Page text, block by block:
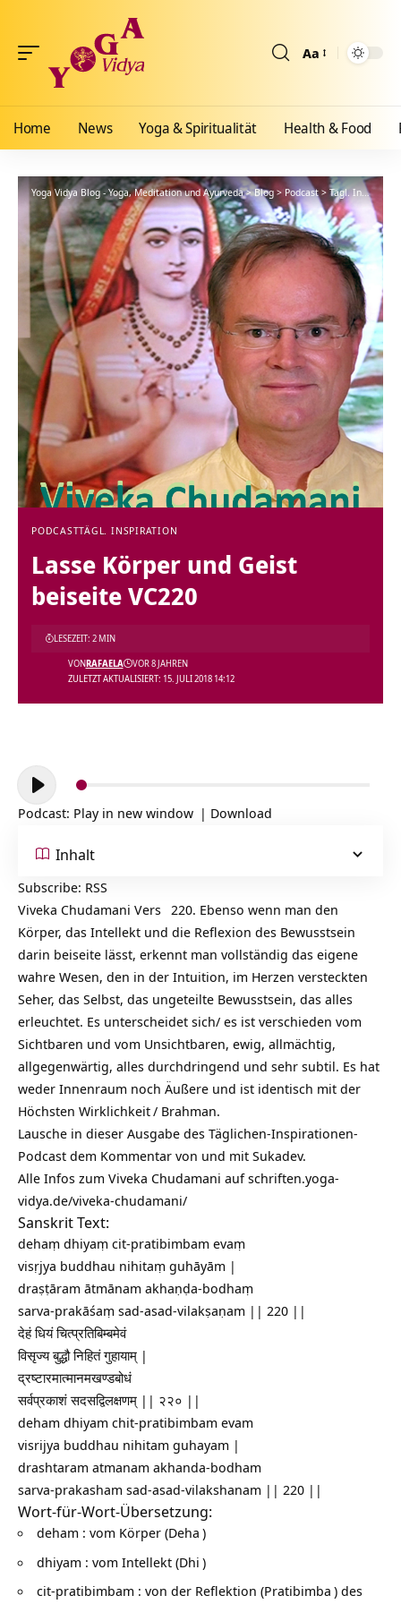
Aa
Home News Yoga & Spiritualität Health & Food
Yoga Vidya Blog - Yoga, Meditation und Ayurveda>Blog> Podcast> Tägl. Inspiration
PODCASTTÄGL. INSPIRATION
Lasse Körper und Geist
beiseite VC220
ZULETZT AKTUALISIERT: 15. JULI 2018 14:12
VONRAFAELA VOR 8 JAHREN
LESEZEIT: 2 MIN
Audio-
Player
Podcast: Play in new window | Download
Inhalt
Subscribe: RSS
Viveka Chudamani Vers 220. Ebenso wenn man den
Körper, das Intellekt und die Reflexion des Bewusstsein
darin beiseite lässt, erkennt man vollständig das eigene
wahre Wesen, den in der Intuition, im Herzen versteckten
Seher, das Selbst, das ungeteilte Bewusstsein, das alles
erleuchtet. Es unterscheidet sich/ es ist verschieden vom
Sichtbaren und vom Unsichtbaren, ewig, allmächtig,
allgegenwärtig, alles durchdringend und sehr subtil. Es hat
weder Innenraum noch Äußere und ist identisch mit der
Höchsten Wirklichkeit/ Brahman.
Lausche in dieser Ausgabe des Täglichen-Inspirationen-
Podcast dem Kommentar von und mit Sukadev.
Alle Infos zum Viveka Chudamani aufschriften.yoga-
vidya.de/viveka-chudamani/
Sanskrit Text:
dehaṃ dhiyaṃ cit-pratibimbam evaṃ
visṛjya buddhau nihitaṃ guhāyām |
draṣṭāram ātmānam akhaṇḍa-bodhaṃ
sarva-prakāśaṃ sad-asad-vilakṣaṇam || 220 ||
देहं धियं चित्प्रतिबिम्बमेवं
विसृज्य बुद्धौ निहितं गुहायाम् |
द्रष्टारमात्मानमखण्डबोधं
सर्वप्रकाशं सदसद्विलक्षणम् || २२० ||
deham dhiyam chit-pratibimbam evam
visrijya buddhau nihitam guhayam |
drashtaram atmanam akhanda-bodham
sarva-prakasham sad-asad-vilakshanam || 220 ||
Wort-für-Wort-Übersetzung:
deham : vom Körper (Deha )
dhiyam : vom Intellekt (Dhi )
cit-pratibimbam : von der Reflektion (Pratibimba ) des